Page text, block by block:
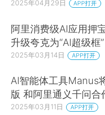
2025年04月29日 APP打开
阿里消费级AI应用押
升级夸克为“AI超级框”
2025年03月14日 APP打开
AI智能体工具Manus
版 和阿里通义千问合
2025年03月11日 APP打开